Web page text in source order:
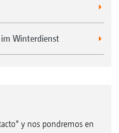
im Winterdienst
y nos pondremos en